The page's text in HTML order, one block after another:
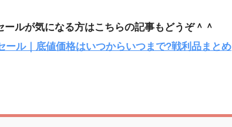
ールが気になる方はこちらの記事もどうぞ＾＾
ール｜底値価格はいつからいつまで?戦利品まとめ